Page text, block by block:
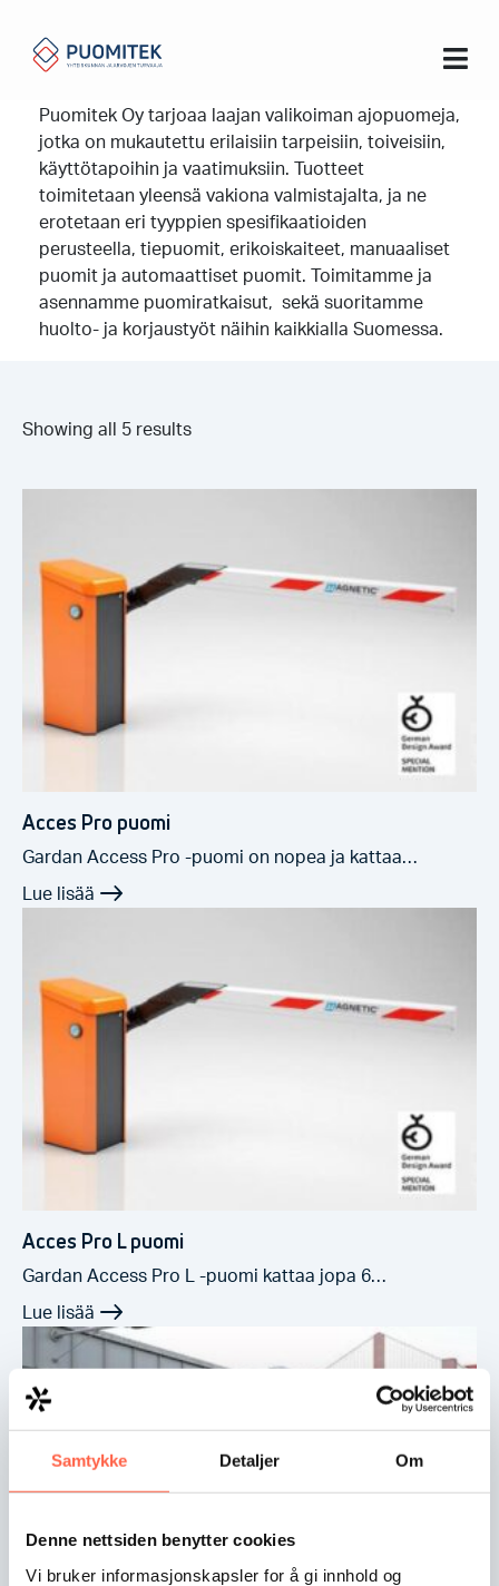
Samtykke Detaljer Om
Denne nettsiden benytter cookies
Vi bruker informasjonskapsler for å gi innhold og
Puomit
Puomitek Oy tarjoaa laajan valikoiman ajopuomeja,
jotka on mukautettu erilaisiin tarpeisiin, toiveisiin,
käyttötapoihin ja vaatimuksiin. Tuotteet
toimitetaan yleensä vakiona valmistajalta, ja ne
erotetaan eri tyyppien spesifikaatioiden
perusteella, tiepuomit, erikoiskaiteet, manuaaliset
puomit ja automaattiset puomit. Toimitamme ja
asennamme puomiratkaisut, sekä suoritamme
huolto- ja korjaustyöt näihin kaikkialla Suomessa.
Showing all 5 results
Acces Pro puomi
Gardan Access Pro -puomi on nopea ja kattaa…
Acces Pro L puomi
Gardan Access Pro L -puomi kattaa jopa 6…